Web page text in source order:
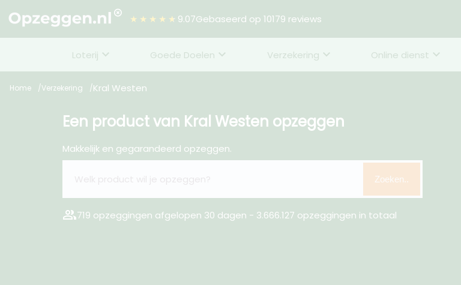
★★★★★ 9.07Gebaseerd op 10179 reviews
Loterij Goede Doelen Verzekering Online dienst
Home Verzekering Kral Westen
Een product van Kral Westen opzeggen
Makkelijk en gegarandeerd opzeggen.
Zoeken..
group719 opzeggingen afgelopen 30 dagen - 3.666.127 opzeggingen in totaal